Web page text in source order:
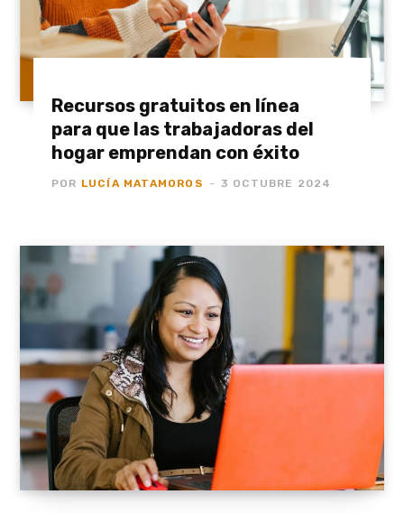
Recursos gratuitos en línea
para que las trabajadoras del
hogar emprendan con éxito
POR LUCÍA MATAMOROS 3 OCTUBRE 2024